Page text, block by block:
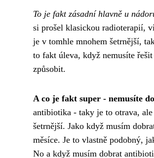
To je fakt zásadní hlavně u
si prošel klasickou radioterapií,
je v tomhle mnohem šetrnější,
to fakt úleva, když nemusíte
způsobit.
A co je fakt super - nemusíte
antibiotika - taky je to otrava,
šetrnější. Jako když musím
měsíce. Je to vlastně podobný,
No a když musím dobrat